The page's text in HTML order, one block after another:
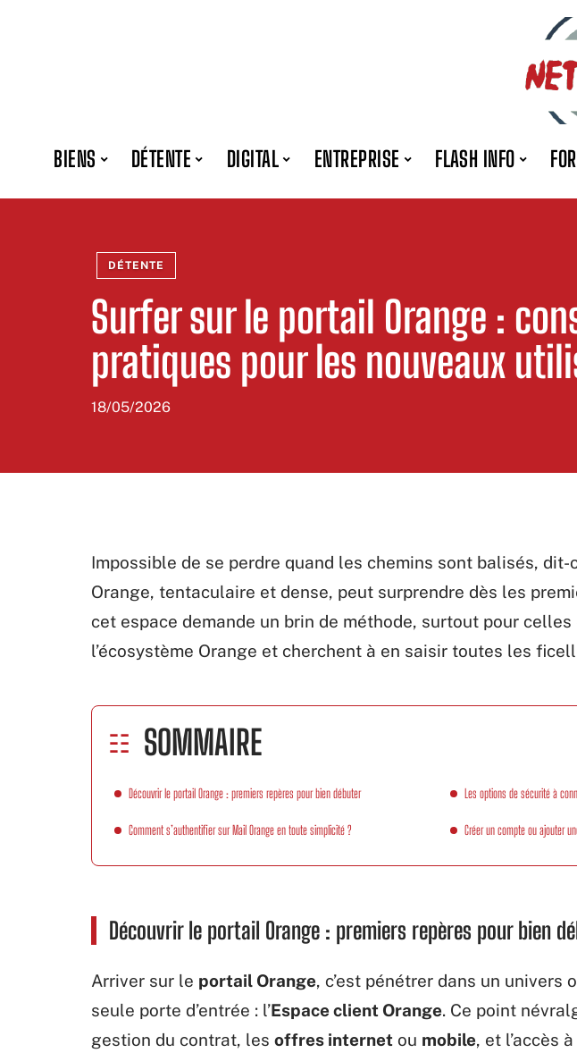
BIENS DÉTENTE DIGITAL ENTREPRISE FLASH INFO
DÉTENTE
Surfer sur le portail Orange :
pratiques pour les nouveaux
18/05/2026
Impossible de se perdre quand les chemins sont balisés,
Orange, tentaculaire et dense, peut surprendre dès les
cet espace demande un brin de méthode, surtout pour
l’écosystème Orange et cherchent à en saisir toutes les
SOMMAIRE
Découvrir le portail Orange : premiers repères pour bien débuter
Comment s’authentifier sur Mail Orange en toute simplicité ?
Les options de sécurité à
Créer un compte ou ajouter
Découvrir le portail Orange : premiers repères pour bien
Arriver sur le portail Orange, c’est pénétrer dans un univers
seule porte d’entrée : l’Espace client Orange. Ce point
gestion du contrat, les offres internet ou mobile, et l’accès